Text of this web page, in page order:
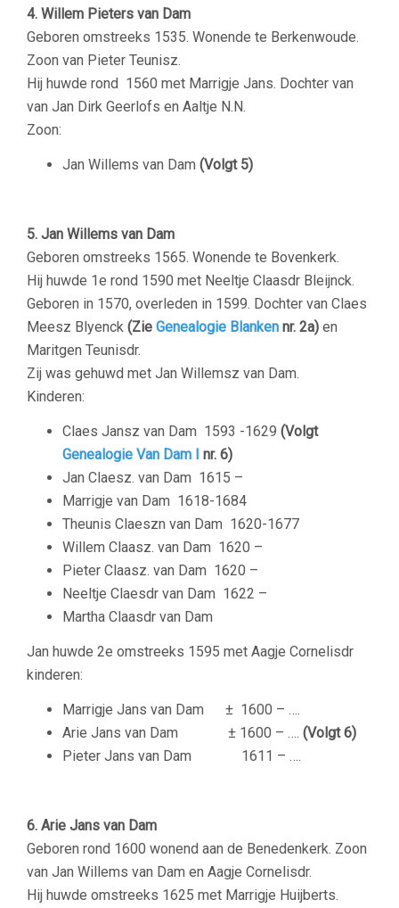
4. Willem Pieters van Dam
Geboren omstreeks 1535. Wonende te Berkenwoude.
Zoon van Pieter Teunisz.
Hij huwde rond 1560 met Marrigje Jans. Dochter van
van Jan Dirk Geerlofs en Aaltje N.N.
Zoon:
Jan Willems van Dam (Volgt 5)
5. Jan Willems van Dam
Geboren omstreeks 1565. Wonende te Bovenkerk.
Hij huwde 1e rond 1590 met Neeltje Claasdr Bleijnck.
Geboren in 1570, overleden in 1599. Dochter van Claes
Meesz Blyenck (Zie Genealogie Blanken nr. 2a) en
Maritgen Teunisdr.
Zij was gehuwd met Jan Willemsz van Dam.
Kinderen:
Claes Jansz van Dam 1593 -1629 (Volgt
Genealogie Van Dam I nr. 6)
Jan Claesz. van Dam 1615 –
Marrigje van Dam 1618-1684
Theunis Claeszn van Dam 1620-1677
Willem Claasz. van Dam 1620 –
Pieter Claasz. van Dam 1620 –
Neeltje Claesdr van Dam 1622 –
Martha Claasdr van Dam
Jan huwde 2e omstreeks 1595 met Aagje Cornelisdr
kinderen:
Marrigje Jans van Dam ± 1600 – ….
Arie Jans van Dam ± 1600 – …. (Volgt 6)
Pieter Jans van Dam 1611 – ….
6. Arie Jans van Dam
Geboren rond 1600 wonend aan de Benedenkerk. Zoon
van Jan Willems van Dam en Aagje Cornelisdr.
Hij huwde omstreeks 1625 met Marrigje Huijberts.